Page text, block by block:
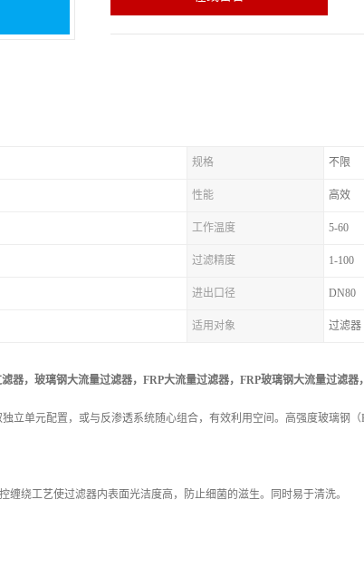
规格 不限
性能 高效
工作温度 5-60
过滤精度 1-100
进出口径 DN80
适用对象 过滤器
器， 玻璃钢大流量过滤器， FRP大流量过滤器， FRP玻璃钢大流量过滤器，
立单元配置，或与反渗透系统随心组合，有效利用空间。高强度玻璃钢
缠绕工艺使过滤器内表面光洁度高，防止细菌的滋生。同时易于清洗。